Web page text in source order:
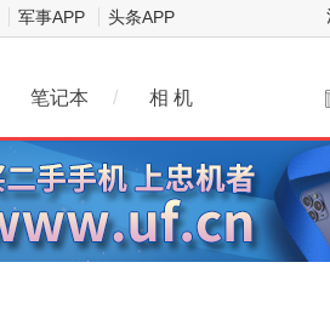
军事APP 头条APP
笔记本 / 相 机